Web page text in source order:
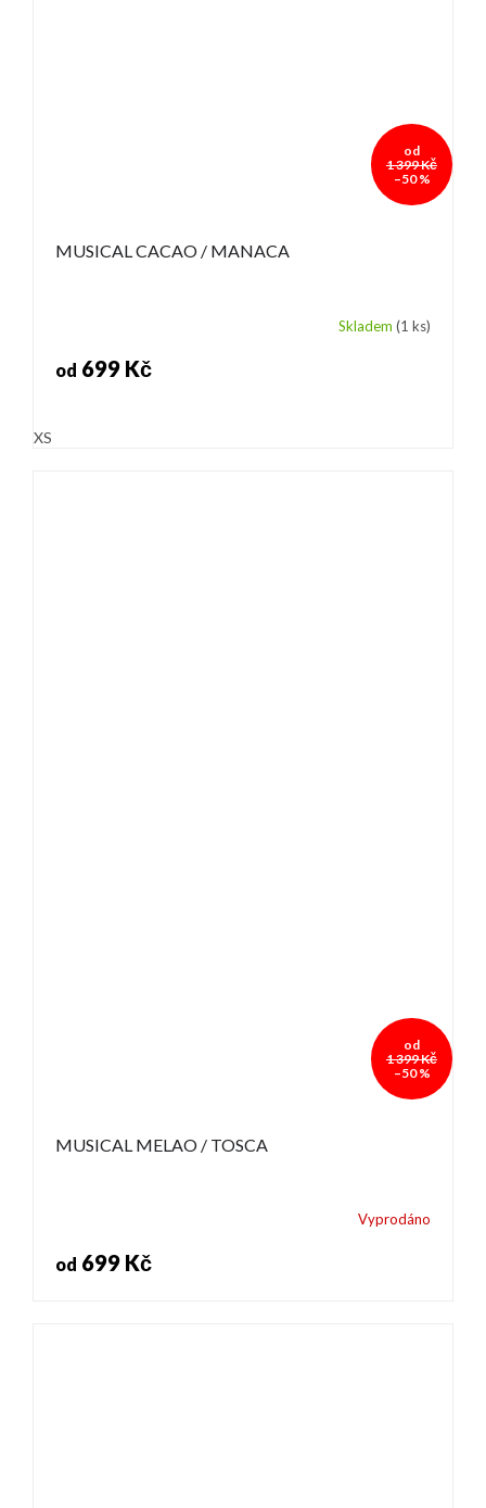
od
1 399 Kč
–50 %
MUSICAL CACAO / MANACA
Skladem (1 ks)
od 699 Kč
XS
od
1 399 Kč
–50 %
MUSICAL MELAO / TOSCA
Vyprodáno
od 699 Kč